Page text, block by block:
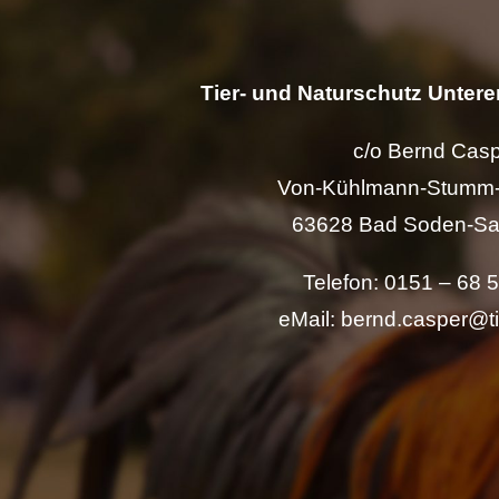
Tier- und Naturschutz
c/o Bernd
Von-Kühlmann-
63628 Bad Soden-
Telefon: 0151 – 68
eMail: